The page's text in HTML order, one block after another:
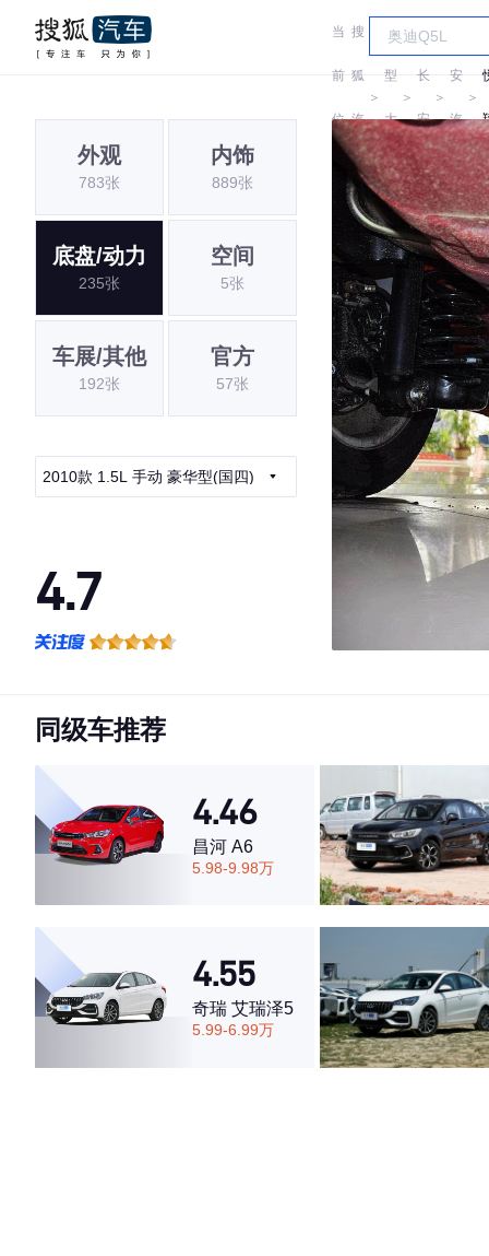
当
前
位
置:
搜
狐
汽
车
＞
车
型
大
全
＞
长
安
＞
安
汽
车
＞
外观
783张
内饰
889张
底盘/动力
235张
空间
5张
车展/其他
192张
官方
57张
2010款 1.5L 手动 豪华型(国四)
4.7
·空间表现一般，低于63%同级车
同级车推荐
4.46
昌河 A6
5.98-9.98万
4.55
奇瑞 艾瑞泽5
5.99-6.99万